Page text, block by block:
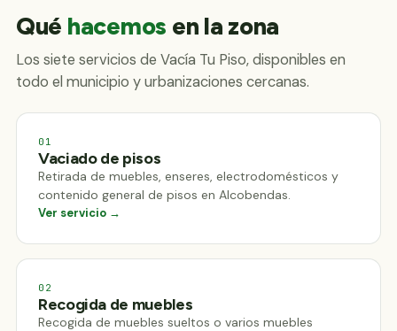
Qué hacemos en la zona
Los siete servicios de Vacía Tu Piso, disponibles en
todo el municipio y urbanizaciones cercanas.
01
Vaciado de pisos
Retirada de muebles, enseres, electrodomésticos y
contenido general de pisos en Alcobendas.
Ver servicio →
02
Recogida de muebles
Recogida de muebles sueltos o varios muebles